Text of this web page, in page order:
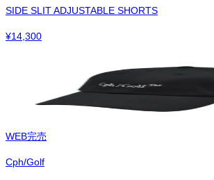
SIDE SLIT ADJUSTABLE SHORTS
¥14,300
WEB完売
Cph/Golf